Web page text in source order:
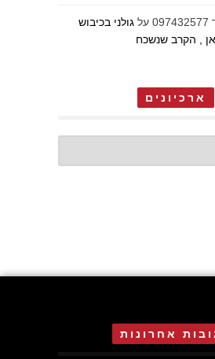
על גולני בכיבוש
, הקרב שנשכח
ארכיונים
אחרונות